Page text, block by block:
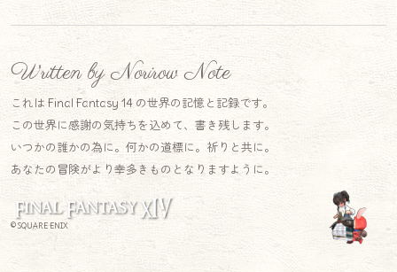
Written by Norirow Note
これは Final Fantasy 14 の世界の記憶と記録です。
この世界に感謝の気持ちを込めて、書き残します。
いつかの誰かの為に。何かの道標に。祈りと共に。
あなたの冒険がより幸多きものとなりますように。
© SQUARE ENIX